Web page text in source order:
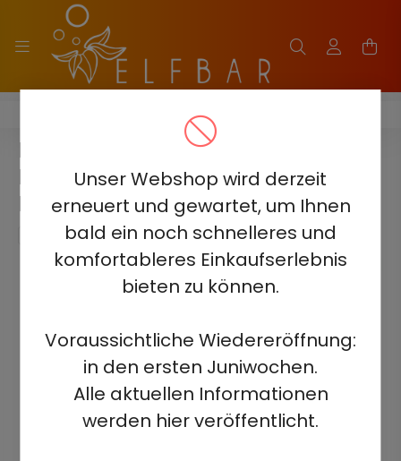
Unser Webshop wird derzeit
erneuert und gewartet, um Ihnen
bald ein noch schnelleres und
komfortableres Einkaufserlebnis
bieten zu können.
Voraussichtliche Wiedereröffnung:
in den ersten Juniwochen.
Alle aktuellen Informationen
werden hier veröffentlicht.
HQD WAPOR PRO 20000
HQD WAPOR PRO 20000 -
PEACH MIX BERRY 5% -
RECHARGEABLE